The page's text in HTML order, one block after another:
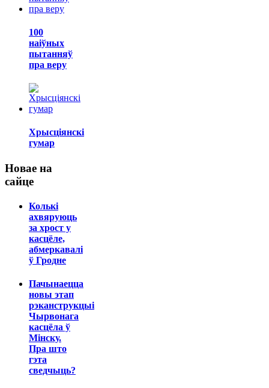
100
наіўных
пытанняў
пра веру
Хрысціянскі
гумар
Новае на
сайце
Колькі
ахвяруюць
за хрост у
касцёле,
абмеркавалі
ў Гродне
Пачынаецца
новы этап
рэканструкцыі
Чырвонага
касцёла ў
Мінску.
Пра што
гэта
сведчыць?